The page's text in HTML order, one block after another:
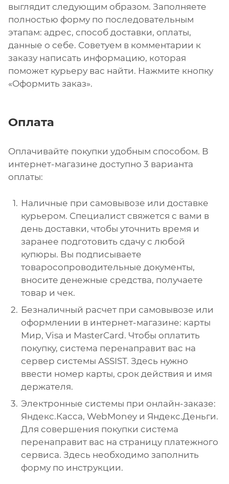
выглядит следующим образом. Заполняете
полностью форму по последовательным
этапам: адрес, способ доставки, оплаты,
данные о себе. Советуем в комментарии к
заказу написать информацию, которая
поможет курьеру вас найти. Нажмите кнопку
«Оформить заказ».
Оплата
Оплачивайте покупки удобным способом. В
интернет-магазине доступно 3 варианта
оплаты:
Наличные при самовывозе или доставке
курьером. Специалист свяжется с вами в
день доставки, чтобы уточнить время и
заранее подготовить сдачу с любой
купюры. Вы подписываете
товаросопроводительные документы,
вносите денежные средства, получаете
товар и чек.
Безналичный расчет при самовывозе или
оформлении в интернет-магазине: карты
Мир, Visa и MasterCard. Чтобы оплатить
покупку, система перенаправит вас на
сервер системы ASSIST. Здесь нужно
ввести номер карты, срок действия и имя
держателя.
Электронные системы при онлайн-заказе:
Яндекс.Касса, WebMoney и Яндекс.Деньги.
Для совершения покупки система
перенаправит вас на страницу платежного
сервиса. Здесь необходимо заполнить
форму по инструкции.